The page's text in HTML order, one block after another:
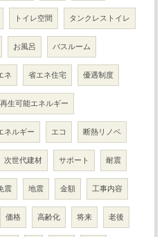
トイレ空間 タンクレストイレ
お風呂 バスルーム
ネ 省エネ住宅 優遇制度
再生可能エネルギー
ネルギー エコ 断熱リノベ
次世代建材 サポート 耐震
震 地震 金額 工事内容
価格 高齢化 将来 老後